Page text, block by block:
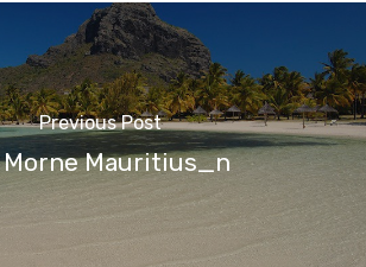
Previous Post
Morne Mauritius_n